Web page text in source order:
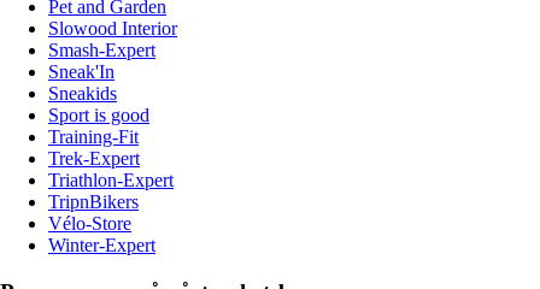
Pet and Garden
Slowood Interior
Smash-Expert
Sneak'In
Sneakids
Sport is good
Training-Fit
Trek-Expert
Triathlon-Expert
TripnBikers
Vélo-Store
Winter-Expert